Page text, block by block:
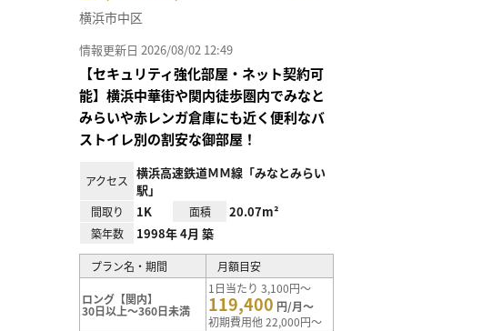
横浜市中区
情報更新日 2026/08/02 12:49
【セキュリティ強化部屋・ネット契約可
能】横浜中華街や関内徒歩圏内でみなと
みらいや赤レンガ倉庫にも近く便利なバ
ストイレ別の割安な御部屋！
アクセス
横浜高速鉄道ＭＭ線「みなとみらい
駅」
間取り 1K 面積 20.07m²
築年数 1998年 4月 築
プラン名・期間 月額目安
ロング【関内】
30日以上～360日未満
1日当たり 3,100円～
119,400 円/月～
初期費用他 22,000円～